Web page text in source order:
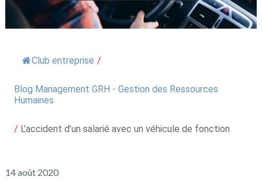
Club entreprise /
Blog Management GRH - Gestion des Ressources
Humaines
/ L’accident d’un salarié avec un véhicule de fonction
14 août 2020